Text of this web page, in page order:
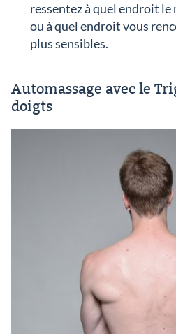
ressentez à quel endroit le
ou à quel endroit vous
plus sensibles.
Automassage avec le
doigts